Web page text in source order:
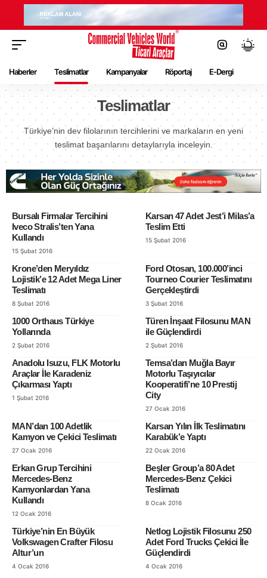
Haberler Teslimatlar Kampanyalar Röportaj E-Dergi
Teslimatlar
Türkiye’nin dev filolarının tercihlerini ve markaların en yeni
teslimat başarılarını detaylarıyla inceleyin.
Bursalı Firmalar Tercihini
Iveco Stralis’ten Yana
Kullandı
15 Şubat 2016
Karsan 47 Adet Jest’i Milas’a
Teslim Etti
15 Şubat 2016
Krone’den Meryıldız
Lojistik’e 12 Adet Mega Liner
Teslimatı
8 Şubat 2016
Ford Otosan, 100.000’inci
Tourneo Courier Teslimatını
Gerçekleştirdi
3 Şubat 2016
1000 Orthaus Türkiye
Yollarında
2 Şubat 2016
Türen İnşaat Filosunu MAN
ile Güçlendirdi
2 Şubat 2016
Anadolu Isuzu, FLK Motorlu
Araçlar İle Karadeniz
Çıkarması Yaptı
1 Şubat 2016
Temsa’dan Muğla Bayır
Motorlu Taşıyıcılar
Kooperatifi’ne 10 Prestij
City
27 Ocak 2016
MAN’dan 100 Adetlik
Kamyon ve Çekici Teslimatı
27 Ocak 2016
Karsan Yılın İlk Teslimatını
Karabük’e Yaptı
22 Ocak 2016
Erkan Grup Tercihini
Mercedes-Benz
Kamyonlardan Yana
Kullandı
12 Ocak 2016
Beşler Group’a 80 Adet
Mercedes-Benz Çekici
Teslimatı
8 Ocak 2016
Türkiye’nin En Büyük
Volkswagen Crafter Filosu
Altur’un
4 Ocak 2016
Netlog Lojistik Filosunu 250
Adet Ford Trucks Çekici İle
Güçlendirdi
4 Ocak 2016